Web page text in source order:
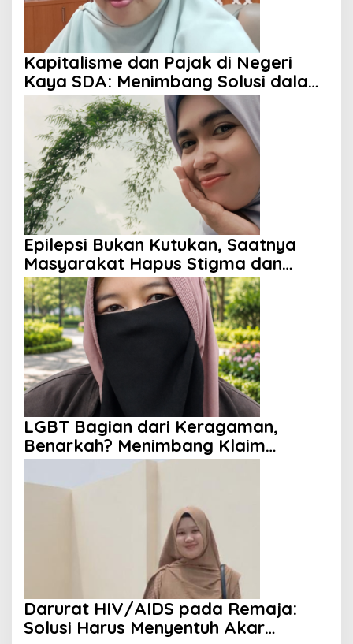
Kapitalisme dan Pajak di Negeri
Kaya SDA: Menimbang Solusi dalam
Perspektif Islam
Epilepsi Bukan Kutukan, Saatnya
Masyarakat Hapus Stigma dan
Berikan Harapan
LGBT Bagian dari Keragaman,
Benarkah? Menimbang Klaim
Diversity dan Perspektif Islam
Darurat HIV/AIDS pada Remaja:
Solusi Harus Menyentuh Akar